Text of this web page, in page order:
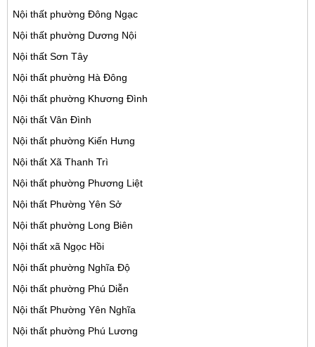
Nội thất phường Đông Ngạc
Nội thất phường Dương Nội
Nội thất Sơn Tây
Nội thất phường Hà Đông
Nội thất phường Khương Đình
Nội thất Vân Đình
Nội thất phường Kiến Hưng
Nội thất Xã Thanh Trì
Nội thất phường Phương Liệt
Nội thất Phường Yên Sở
Nội thất phường Long Biên
Nội thất xã Ngọc Hồi
Nội thất phường Nghĩa Độ
Nội thất phường Phú Diễn
Nội thất Phường Yên Nghĩa
Nội thất phường Phú Lương